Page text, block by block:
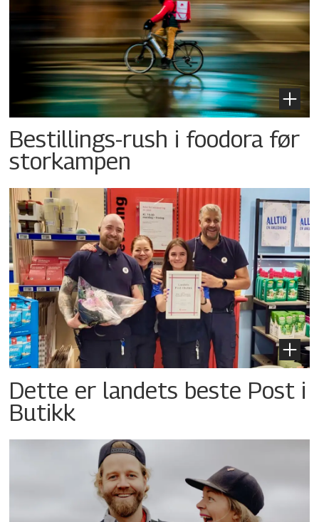
Bestillings-rush i foodora før
storkampen
Dette er landets beste Post i
Butikk